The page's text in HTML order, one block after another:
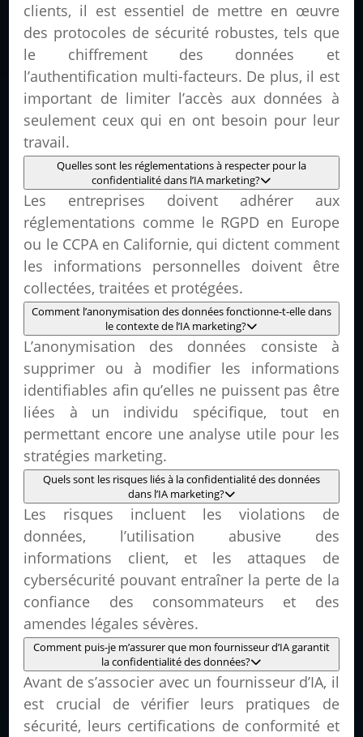
clients, il est essentiel de mettre en œuvre
des protocoles de sécurité robustes, tels que
le chiffrement des données et
l’authentification multi-facteurs. De plus, il est
important de limiter l’accès aux données à
seulement ceux qui en ont besoin pour leur
travail.
Quelles sont les réglementations à respecter pour la
confidentialité dans l’IA marketing?
Les entreprises doivent adhérer aux
réglementations comme le RGPD en Europe
ou le CCPA en Californie, qui dictent comment
les informations personnelles doivent être
collectées, traitées et protégées.
Comment l’anonymisation des données fonctionne-t-elle dans
le contexte de l’IA marketing?
L’anonymisation des données consiste à
supprimer ou à modifier les informations
identifiables afin qu’elles ne puissent pas être
liées à un individu spécifique, tout en
permettant encore une analyse utile pour les
stratégies marketing.
Quels sont les risques liés à la confidentialité des données
dans l’IA marketing?
Les risques incluent les violations de
données, l’utilisation abusive des
informations client, et les attaques de
cybersécurité pouvant entraîner la perte de la
confiance des consommateurs et des
amendes légales sévères.
Comment puis-je m’assurer que mon fournisseur d’IA garantit
la confidentialité des données?
Avant de s’associer avec un fournisseur d’IA, il
est crucial de vérifier leurs pratiques de
sécurité, leurs certifications de conformité et